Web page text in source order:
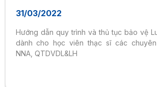
HOA SEN
31/03/2022
Hướng dẫn quy trình và thủ tục bảo vệ
dành cho học viên thạc sĩ các chuyên
NNA, QTDVDL&LH